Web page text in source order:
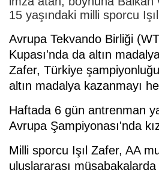
15 yaşındaki milli sporcu
Avrupa Tekvando Birliği
Kupası'nda da altın
Zafer, Türkiye
altın madalya kazanmayı
Haftada 6 gün antrenman
Avrupa Şampiyonası'nda
Milli sporcu Işıl Zafer, AA
uluslararası